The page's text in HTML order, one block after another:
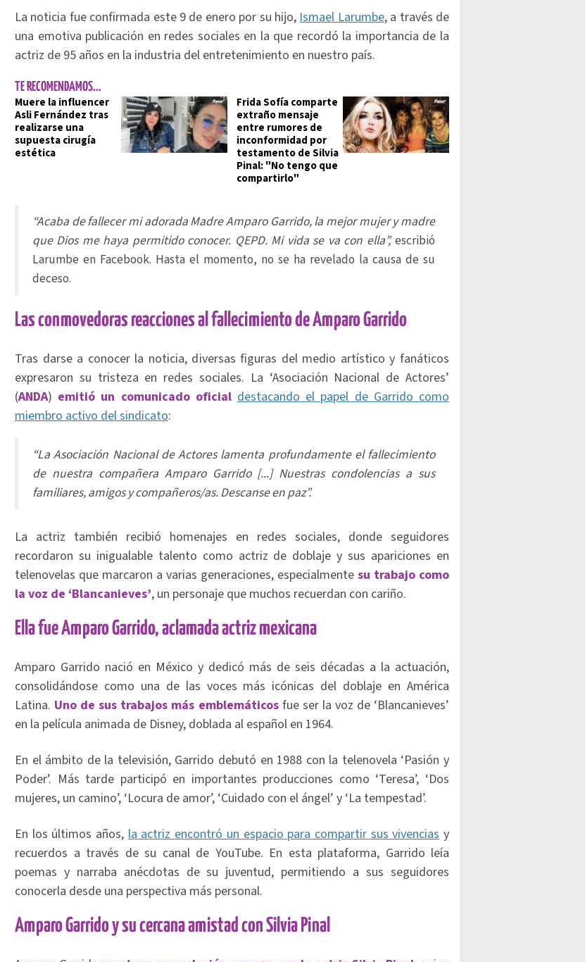
La noticia fue confirmada este 9 de enero por su hijo,Ismael Larumbe, a través de
una emotiva publicación en redes sociales en la que recordó la importancia de la
actriz de 95 años en la industria del entretenimiento en nuestro país.
TE RECOMENDAMOS...
Muere la influencer
Asli Fernández tras
realizarse una
supuesta cirugía
estética
Frida Sofía comparte
extraño mensaje
entre rumores de
inconformidad por
testamento de Silvia
Pinal: "No tengo que
compartirlo"
“Acaba de fallecer mi adorada Madre Amparo Garrido, la mejor mujer y madre
que Dios me haya permitido conocer. QEPD. Mi vida se va con ella”,escribió
Larumbe en Facebook. Hasta el momento, no se ha revelado la causa de su
deceso.
Las conmovedoras reacciones al fallecimiento de Amparo Garrido
Tras darse a conocer la noticia, diversas figuras del medio artístico y fanáticos
expresaron su tristeza en redes sociales. La ‘Asociación Nacional de Actores’
(ANDA) emitió un comunicado oficial destacando el papel de Garrido como
miembro activo del sindicato:
“La Asociación Nacional de Actores lamenta profundamente el fallecimiento
de nuestra compañera Amparo Garrido [...] Nuestras condolencias a sus
familiares, amigos y compañeros/as. Descanse en paz”.
La actriz también recibió homenajes en redes sociales, donde seguidores
recordaron su inigualable talento como actriz de doblaje y sus apariciones en
telenovelas que marcaron a varias generaciones, especialmente su trabajo como
la voz de ‘Blancanieves’, un personaje que muchos recuerdan con cariño.
Ella fue Amparo Garrido, aclamada actriz mexicana
Amparo Garrido nació en México y dedicó más de seis décadas a la actuación,
consolidándose como una de las voces más icónicas del doblaje en América
Latina. Uno de sus trabajos más emblemáticosfue ser la voz de ‘Blancanieves’
en la película animada de Disney, doblada al español en 1964.
En el ámbito de la televisión, Garrido debutó en 1988 con la telenovela ‘Pasión y
Poder’. Más tarde participó en importantes producciones como ‘Teresa’, ‘Dos
mujeres, un camino’, ‘Locura de amor’, ‘Cuidado con el ángel’ y ‘La tempestad’.
En los últimos años,la actriz encontró un espacio para compartir sus vivenciasy
recuerdos a través de su canal de YouTube. En esta plataforma, Garrido leía
poemas y narraba anécdotas de su juventud, permitiendo a sus seguidores
conocerla desde una perspectiva más personal.
Amparo Garrido y su cercana amistad con Silvia Pinal